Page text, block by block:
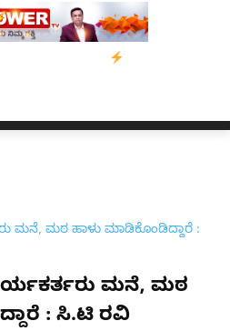
ಬೆಂಗಳೂರಿನಿಂದ
ಮನೆ, ಮಠ
: ಸಿ.ಟಿ ರವಿ